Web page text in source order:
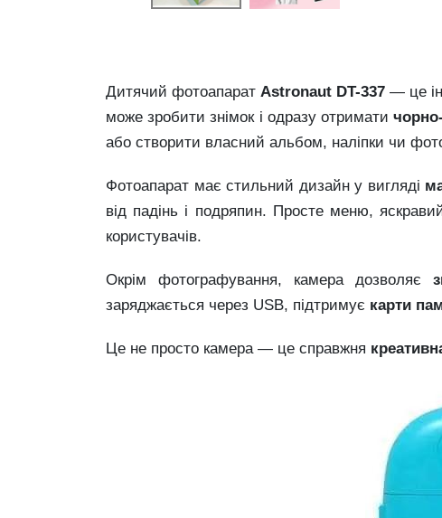
Дитячий фотоапарат Astronaut DT-337 — це
може зробити знімок і одразу отримати
або створити власний альбом, наліпки чи
Фотоапарат має стильний дизайн у вигляді
від падінь і подряпин. Просте меню,
користувачів.
Окрім фотографування, камера дозволяє
заряджається через USB, підтримує карти
Це не просто камера — це справжня